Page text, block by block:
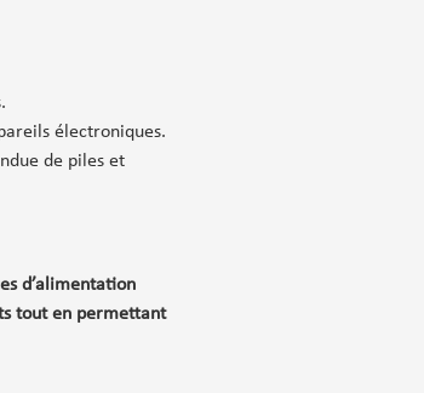
électroniques.
de piles et
d’alimentation
tout en permettant